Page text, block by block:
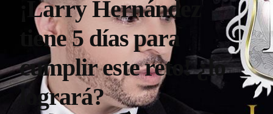
¡Larry Hernández
tiene 5 días para
cumplir este reto! ¿lo
logrará?